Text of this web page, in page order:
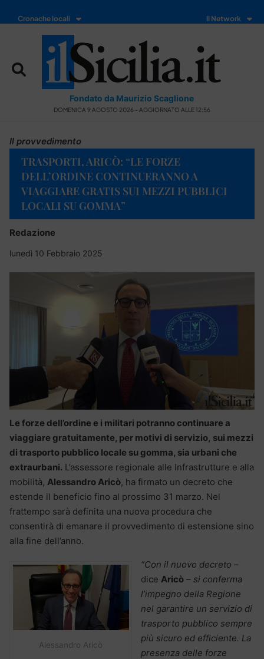
Cronache locali Il Network
Fondato da Maurizio Scaglione
DOMENICA 9 AGOSTO 2026 - AGGIORNATO ALLE 12:56
Il provvedimento
TRASPORTI, ARICÒ: “LE FORZE
DELL’ORDINE CONTINUERANNO A
VIAGGIARE GRATIS SUI MEZZI PUBBLICI
LOCALI SU GOMMA”
Redazione
lunedì 10 Febbraio 2025
Le forze dell’ordine e i militari potranno continuare a
viaggiare gratuitamente, per motivi di servizio, sui mezzi
di trasporto pubblico locale su gomma, sia urbani che
extraurbani. L’assessore regionale alle Infrastrutture e alla
mobilità, Alessandro Aricò, ha firmato un decreto che
estende il beneficio fino al prossimo 31 marzo. Nel
frattempo sarà definita una nuova procedura che
consentirà di emanare il provvedimento di estensione sino
alla fine dell’anno.
Alessandro Aricò
“Con il nuovo decreto –
dice Aricò – si conferma
l’impegno della Regione
nel garantire un servizio di
trasporto pubblico sempre
più sicuro ed efficiente. La
presenza delle forze